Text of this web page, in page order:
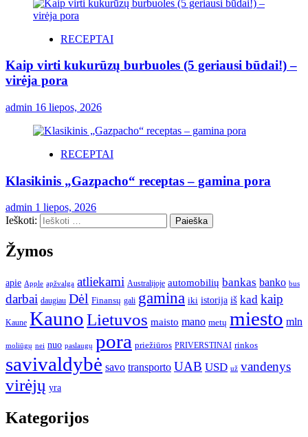
RECEPTAI
Kaip virti kukurūzų burbuoles (5 geriausi būdai!) –
virėja pora
admin 16 liepos, 2026
RECEPTAI
Klasikinis „Gazpacho“ receptas – gamina pora
admin 1 liepos, 2026
Ieškoti:
Žymos
apie Apple apžvalga atliekami Australijoje automobilių bankas banko bus
darbai daugiau Dėl Finansų gali gamina iki istorija iš kad kaip
Kaune KaunoLietuvos maisto mano metų miesto mln
moliūgų nei nuo paslaugų pora priežiūros PRIVERSTINAI rinkos
savivaldybė savo transporto UAB USD už vandenys
virėjų yra
Kategorijos